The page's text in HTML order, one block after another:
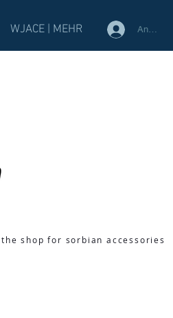
WJACE | MEHR Anmelden
the shop for sorbian accessories